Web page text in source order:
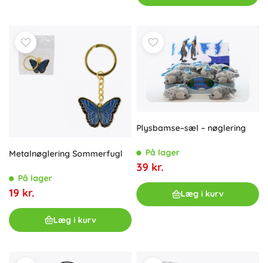
Metalnøglering Sommerfugl
På lager
19 kr.
Læg i kurv
Plysbamse–sæl – nøglering
På lager
39 kr.
Læg i kurv